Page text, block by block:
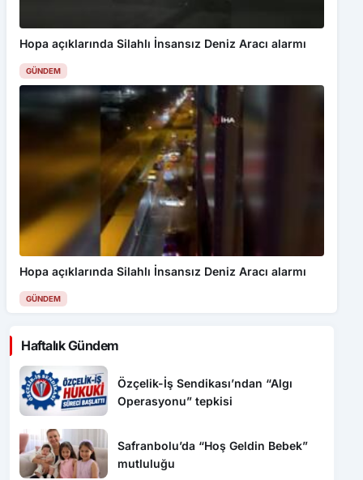
Hopa açıklarında Silahlı İnsansız Deniz Aracı alarmı
GÜNDEM
Haftalık Gündem
Operasyonu” tepkisi
Safranbolu’da “Hoş Geldin Bebek”
mutluluğu
1010 No’lu Cadde yenilendi, sıra
diğer projelerde